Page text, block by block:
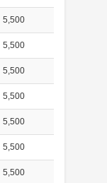
5,500
5,500
5,500
5,500
5,500
5,500
5,500